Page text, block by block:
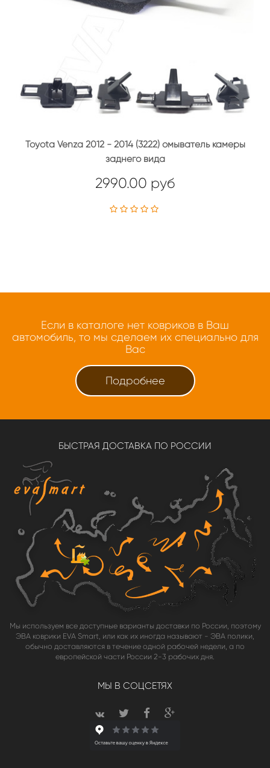
Toyota Venza 2012 - 2014 (3222) омыватель камеры
заднего вида
2990.00 руб
Если в каталоге нет ковриков в Ваш
автомобиль, то мы сделаем их специально для
Вас
Подробнее
БЫСТРАЯ ДОСТАВКА ПО РОССИИ
Мы используем все доступные варианты доставки по России, поэтому
ЭВА коврики EVA Smart, или как их иногда называют - ЭВА полики,
обычно доставляются в течение одной рабочей недели, а по
европейской части России 2-3 рабочих дня.
МЫ В СОЦСЕТЯХ